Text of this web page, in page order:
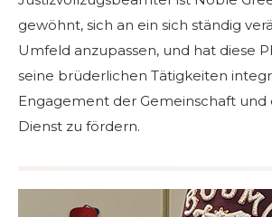
gewöhnt, sich an ein sich ständig
Umfeld anzupassen, und hat diese
seine brüderlichen Tätigkeiten
Engagement der Gemeinschaft
Dienst zu fördern.